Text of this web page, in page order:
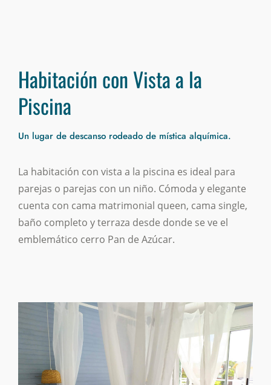
Habitación con Vista a la
Piscina
Un lugar de descanso rodeado de mística alquímica.
La habitación con vista a la piscina es ideal para
parejas o parejas con un niño. Cómoda y elegante
cuenta con cama matrimonial queen, cama single,
baño completo y terraza desde donde se ve el
emblemático cerro Pan de Azúcar.